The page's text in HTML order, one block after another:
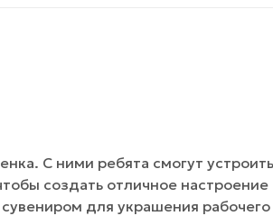
С ними ребята смогут устроить
создать отличное настроение
для украшения рабочего